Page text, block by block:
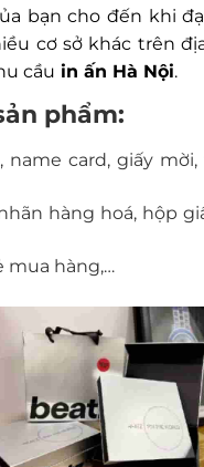
bạn cho đến khi
cơ sở khác trên
cầu in ấn Hà Nội.
phẩm:
card, giấy mời,
hàng hoá, hộp
mua hàng,…